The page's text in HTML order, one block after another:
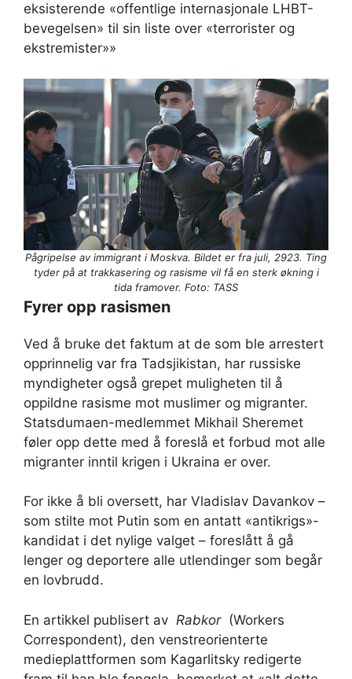
eksisterende «offentlige internasjonale LHBT-
bevegelsen» til sin liste over «terrorister og
ekstremister»»
Pågripelse av immigrant i Moskva. Bildet er fra juli, 2923. Ting
tyder på at trakkasering og rasisme vil få en sterk økning i
tida framover. Foto: TASS
Fyrer opp rasismen
Ved å bruke det faktum at de som ble arrestert
opprinnelig var fra Tadsjikistan, har russiske
myndigheter også grepet muligheten til å
oppildne rasisme mot muslimer og migranter.
Statsdumaen-medlemmet Mikhail Sheremet
føler opp dette med å foreslå et forbud mot alle
migranter inntil krigen i Ukraina er over.
For ikke å bli oversett, har Vladislav Davankov –
som stilte mot Putin som en antatt «antikrigs»-
kandidat i det nylige valget – foreslått å gå
lenger og deportere alle utlendinger som begår
en lovbrudd.
En artikkel publisert av Rabkor(Workers
Correspondent), den venstreorienterte
medieplattformen som Kagarlitsky redigerte